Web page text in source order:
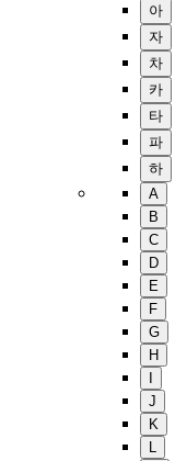
아
자
차
카
타
파
하
A
B
C
D
E
F
G
H
J
K
L